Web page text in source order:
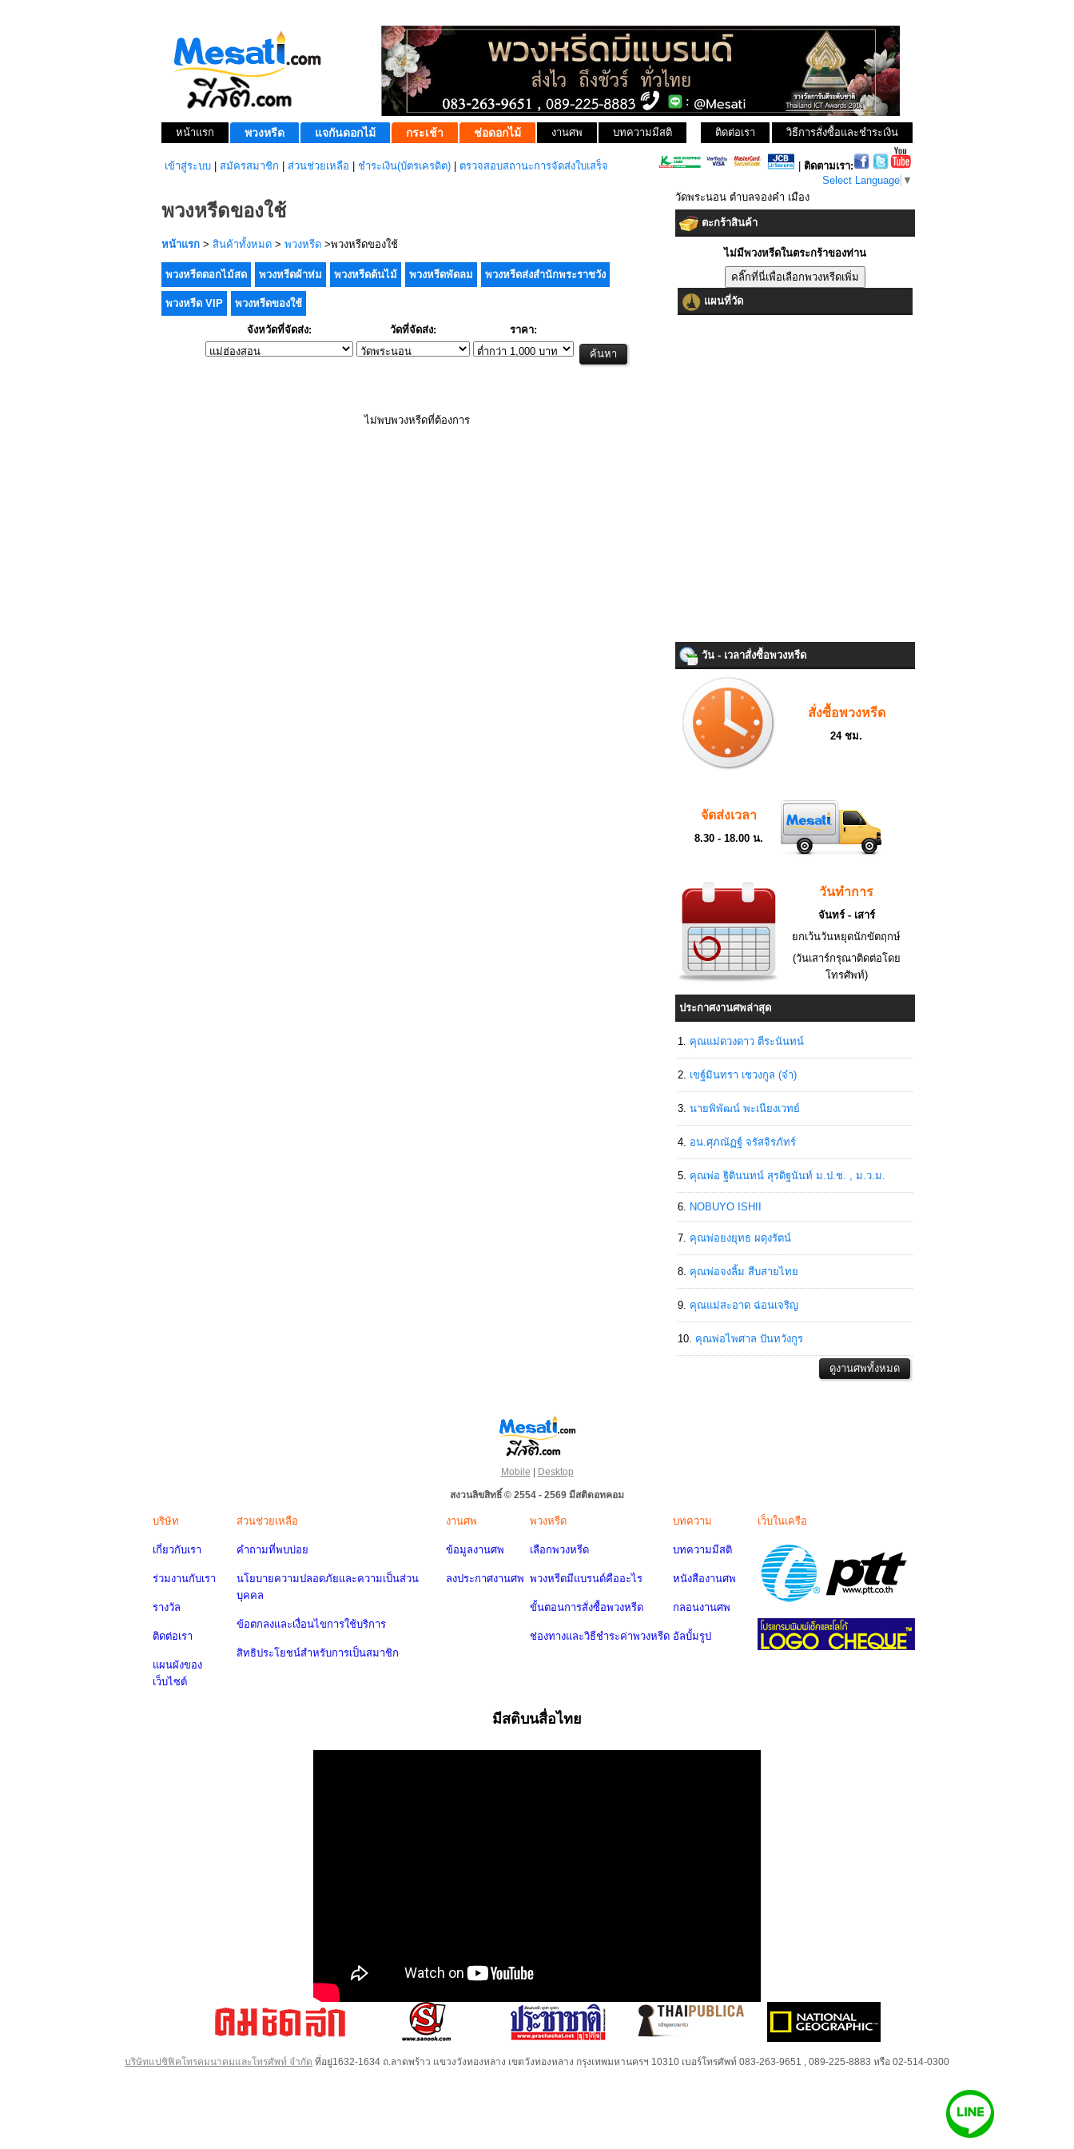
หน้าแรก พวงหรีด แจกันดอกไม้ กระเช้า ช่อดอกไม้ งานศพ บทความมีสติ วิธีการสั่งซื้อและชำระเงิน
ติดต่อเรา
เข้าสู่ระบบ สมัครสมาชิก ส่วนช่วยเหลือ ชำระเงิน(บัตรเครดิต) ตรวจสอบสถานะการจัดส่งใบเสร็จ
ติดตามเรา:
Select Language ▼
พวงหรีดของใช้
หน้าแรก > สินค้าทั้งหมด > พวงหรีด >พวงหรีดของใช้
พวงหรีดดอกไม้สด พวงหรีดผ้าห่ม พวงหรีดต้นไม้ พวงหรีดพัดลม พวงหรีดส่งสำนักพระราชวัง
พวงหรีด VIP พวงหรีดของใช้
จังหวัดที่จัดส่ง: วัดที่จัดส่ง: ราคา:
ไม่พบพวงหรีดที่ต้องการ
วัดพระนอน ตำบลจองคำ เมือง
ตะกร้าสินค้า
ไม่มีพวงหรีดในตระกร้าของท่าน
แผนที่วัด
วัน - เวลาสั่งซื้อพวงหรีด
สั่งซื้อพวงหรีด
24 ชม.
จัดส่งเวลา
8.30 - 18.00 น.
วันทำการ
จันทร์ - เสาร์
ยกเว้นวันหยุดนักขัตฤกษ์
(วันเสาร์กรุณาติดต่อโดย
โทรศัพท์)
ประกาศงานศพล่าสุด
คุณแม่ดวงดาว ตีระนันทน์
เขฐ์มินทรา เชวงกูล (จ๋า)
นายพิพัฒน์ พะเนียงเวทย์
อน.ศุภณัฏฐ์ จรัสจิรภัทร์
คุณพ่อ ฐิตินนทน์ สุรดิฐนันท์ ม.ป.ช. , ม.ว.ม.
NOBUYO ISHII
คุณพ่อยงยุทธ ผดุงรัตน์
คุณพ่อจงลิ้ม สืบสายไทย
คุณแม่สะอาด ฉ่อนเจริญ
คุณพ่อไพศาล ปันทวังกูร
Mobile | Desktop
สงวนลิขสิทธิ์ © 2554 - 2569 มีสติดอทคอม
บริษัท
เกี่ยวกับเรา
ร่วมงานกับเรา
รางวัล
ติดต่อเรา
แผนผังของ
เว็บไซต์
ส่วนช่วยเหลือ
คำถามที่พบบ่อย
นโยบายความปลอดภัยและความเป็นส่วน
บุคคล
ข้อตกลงและเงื่อนไขการใช้บริการ
สิทธิประโยชน์สำหรับการเป็นสมาชิก
งานศพ
ข้อมูลงานศพ
ลงประกาศงานศพ
พวงหรีด
เลือกพวงหรีด
พวงหรีดมีแบรนด์คืออะไร
ขั้นตอนการสั่งซื้อพวงหรีด
ช่องทางและวิธีชำระค่าพวงหรีด
บทความ
บทความมีสติ
หนังสืองานศพ
กลอนงานศพ
อัลบั้มรูป
เว็บในเครือ
มีสติบนสื่อไทย
บริษัทแปซิฟิคโทรคมนาคมและโทรศัพท์ จำกัด ที่อยู่1632-1634 ถ.ลาดพร้าว แขวงวังทองหลาง เขตวังทองหลาง กรุงเทพมหานครฯ 10310 เบอร์โทรศัพท์ 083-263-9651 , 089-225-8883 หรือ 02-514-0300